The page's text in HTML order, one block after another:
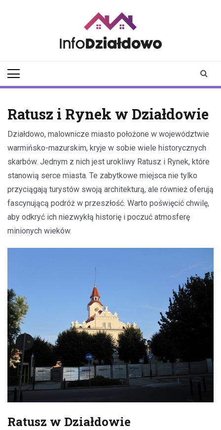
Ratusz i Rynek w Działdowie
Działdowo, malownicze miasto położone w województwie
warmińsko-mazurskim, kryje w sobie wiele historycznych
skarbów. Jednym z nich jest urokliwy Ratusz i Rynek, które
stanowią serce miasta. Te zabytkowe miejsca nie tylko
przyciągają turystów swoją architekturą, ale również oferują
fascynującą podróż w przeszłość. Warto poświęcić chwilę,
aby odkryć ich niezwykłą historię i poczuć atmosferę
minionych wieków.
Ratusz w Działdowie